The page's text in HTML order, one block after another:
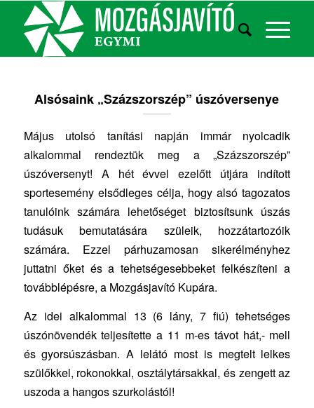
Alsósaink „Százszorszép” úszóversenye
Május utolsó tanítási napján immár nyolcadik
alkalommal rendeztük meg a „Százszorszép”
úszóversenyt! A hét évvel ezelőtt útjára indított
sportesemény elsődleges célja, hogy alsó tagozatos
tanulóink számára lehetőséget biztosítsunk úszás
tudásuk bemutatására szüleik, hozzátartozóik
számára. Ezzel párhuzamosan sikerélményhez
juttatni őket és a tehetségesebbeket felkészíteni a
továbblépésre, a Mozgásjavító Kupára.
Az idei alkalommal 13 (6 lány, 7 fiú) tehetséges
úszónövendék teljesítette a 11 m-es távot hát,- mell
és gyorsúszásban. A lelátó most is megtelt lelkes
szülőkkel, rokonokkal,osztálytársakkal, és zengett az
uszoda a hangos szurkolástól!